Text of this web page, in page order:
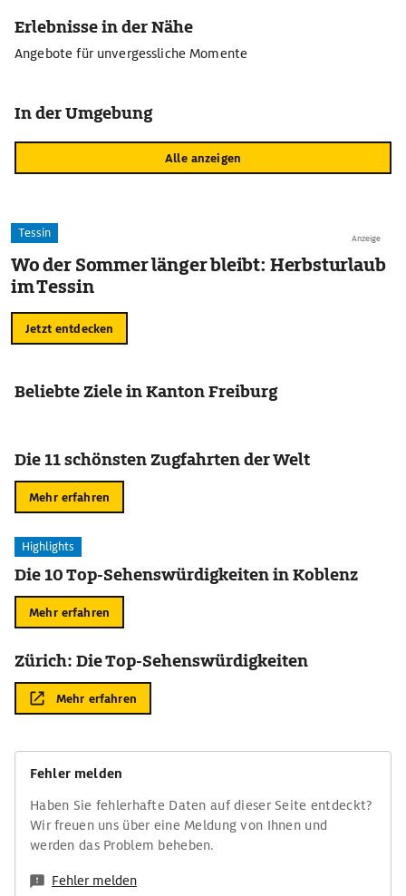
Erlebnisse in der Nähe
Angebote für unvergessliche Momente
In der Umgebung
Alle anzeigen
Anzeige
Tessin
Wo der Sommer länger bleibt: Herbsturlaub
im Tessin
Jetzt entdecken
Beliebte Ziele in Kanton Freiburg
Die 11 schönsten Zugfahrten der Welt
Mehr erfahren
Highlights
Die 10 Top-Sehenswürdigkeiten in Koblenz
Mehr erfahren
Zürich: Die Top-Sehenswürdigkeiten
Mehr erfahren
Fehler melden
Haben Sie fehlerhafte Daten auf dieser Seite entdeckt?
Wir freuen uns über eine Meldung von Ihnen und
werden das Problem beheben.
Fehler melden